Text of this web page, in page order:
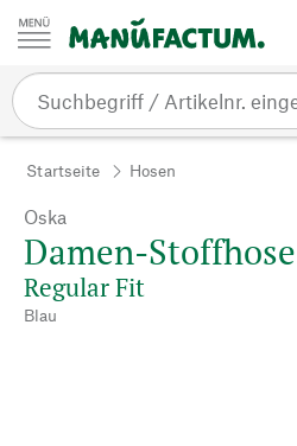
Zum Inhalt springen
Startseite Hosen
Oska
Damen-Stoffhose
Regular Fit
Blau